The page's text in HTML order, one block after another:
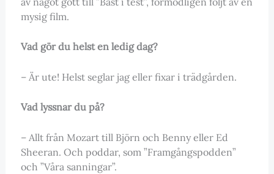
mysig film.
Vad gör du helst en ledig dag?
– Är ute! Helst seglar jag eller fixar i trädgården.
Vad lyssnar du på?
– Allt från Mozart till Björn och Benny eller Ed
Sheeran. Och poddar, som ”Framgångspodden”
och ”Våra sanningar”.